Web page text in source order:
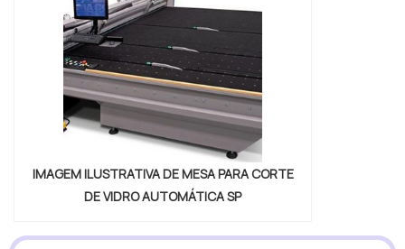
IMAGEM ILUSTRATIVA DE MESA PARA CORTE
DE VIDRO AUTOMÁTICA SP